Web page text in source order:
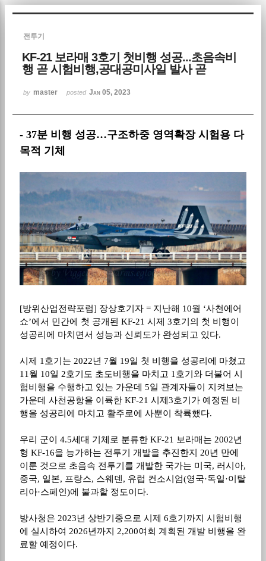
전투기
KF-21 보라매 3호기 첫비행 성공...초음속비
행 곧 시험비행,공대공미사일 발사 곧
by master posted Jan 05, 2023
- 37분 비행 성공…구조하중 영역확장 시험용 다
목적 기체
[방위산업전략포럼] 장상호기자 = 지난해 10월 ‘사천에어
쇼’에서 민간에 첫 공개된 KF-21 시제 3호기의 첫 비행이
성공리에 마치면서 성능과 신뢰도가 완성되고 있다.
시제 1호기는 2022년 7월 19일 첫 비행을 성공리에 마쳤고
11월 10일 2호기도 초도비행을 마치고 1호기와 더불어 시
험비행을 수행하고 있는 가운데 5일 관계자들이 지켜보는
가운데 사천공항을 이륙한 KF-21 시제3호기가 예정된 비
행을 성공리에 마치고 활주로에 사뿐이 착륙했다.
우리 군이 4.5세대 기체로 분류한 KF-21 보라매는 2002년
형 KF-16을 능가하는 전투기 개발을 추진한지 20년 만에
이룬 것으로 초음속 전투기를 개발한 국가는 미국, 러시아,
중국, 일본, 프랑스, 스웨덴, 유럽 컨소시엄(영국·독일·이탈
리아·스페인)에 불과할 정도이다.
방사청은 2023년 상반기중으로 시제 6호기까지 시험비행
에 실시하여 2026년까지 2,200여회 계획된 개발 비행을 완
료할 예정이다.
Sketchbook5, 스케치북5
Sketchbook5, 스케치북5